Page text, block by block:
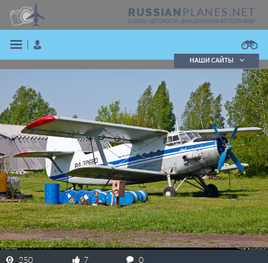
RUSSIAN PLANES.NET
ПОРТАЛ АВТОРСКОЙ АВИАЦИОННОЙ ФОТОГРАФИИ
ВОЙТИ
ЗАРЕГИСТРИРОВАТЬСЯ
Поиск фотографий
Поиск в реестре
Кратко
Подробно
НАШИ САЙТЫ
250 7 0